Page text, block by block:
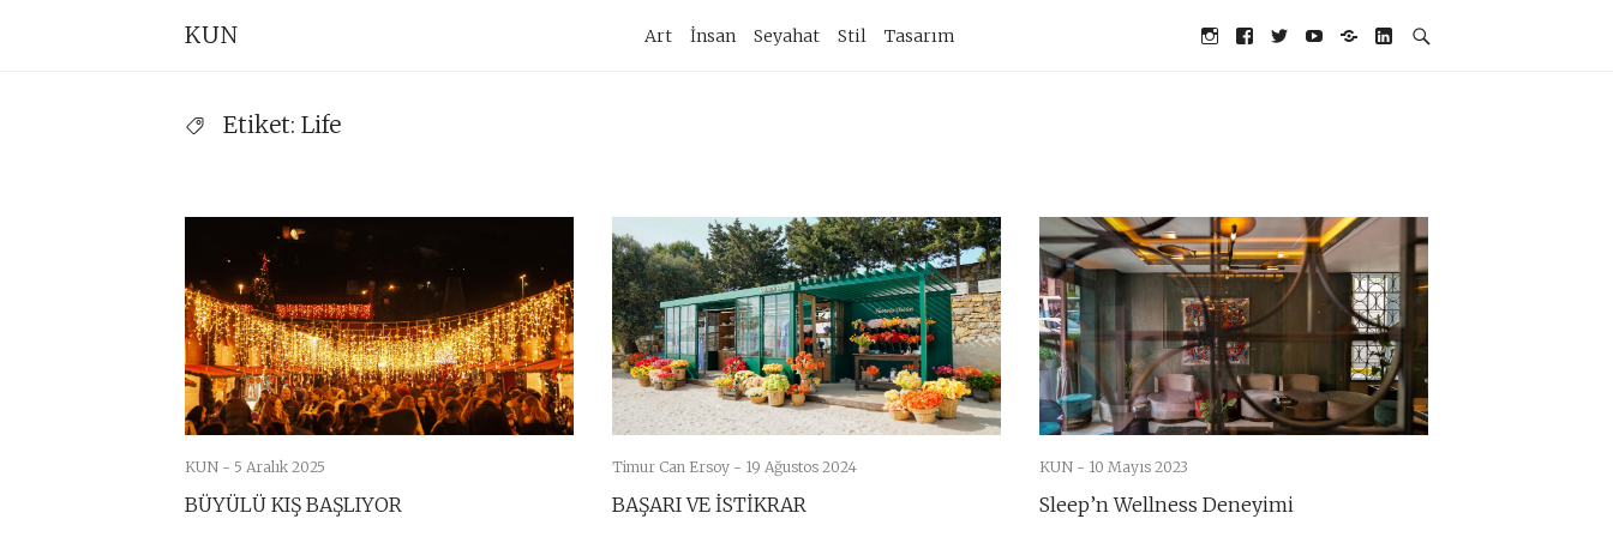
KUN Art İnsan Seyahat Stil Tasarım
Social
Instagram
FacebookTwitterYouTubeTikTokLinkedIn
Etiket: Life
KUN - 5 Aralık 2025
BÜYÜLÜ KIŞ BAŞLIYOR
Timur Can Ersoy - 19 Ağustos 2024
BAŞARI VE İSTİKRAR
KUN - 10 Mayıs 2023
Sleep’n Wellness Deneyimi